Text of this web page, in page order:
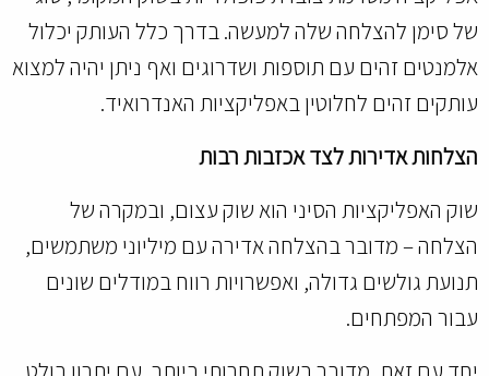
של סימן להצלחה שלה למעשה. בדרך כלל העותק יכלול
אלמנטים זהים עם תוספות ושדרוגים ואף ניתן יהיה למצוא
עותקים זהים לחלוטין באפליקציות האנדרואיד.
הצלחות אדירות לצד אכזבות רבות
שוק האפליקציות הסיני הוא שוק עצום, ובמקרה של
הצלחה – מדובר בהצלחה אדירה עם מיליוני משתמשים,
תנועת גולשים גדולה, ואפשרויות רווח במודלים שונים
עבור המפתחים.